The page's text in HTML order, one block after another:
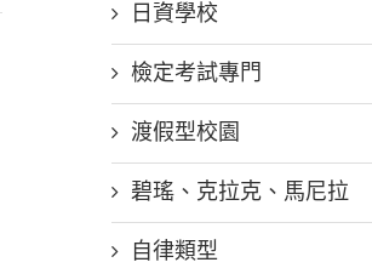
日資學校
檢定考試專門
渡假型校園
碧瑤、克拉克、馬尼拉
自律類型